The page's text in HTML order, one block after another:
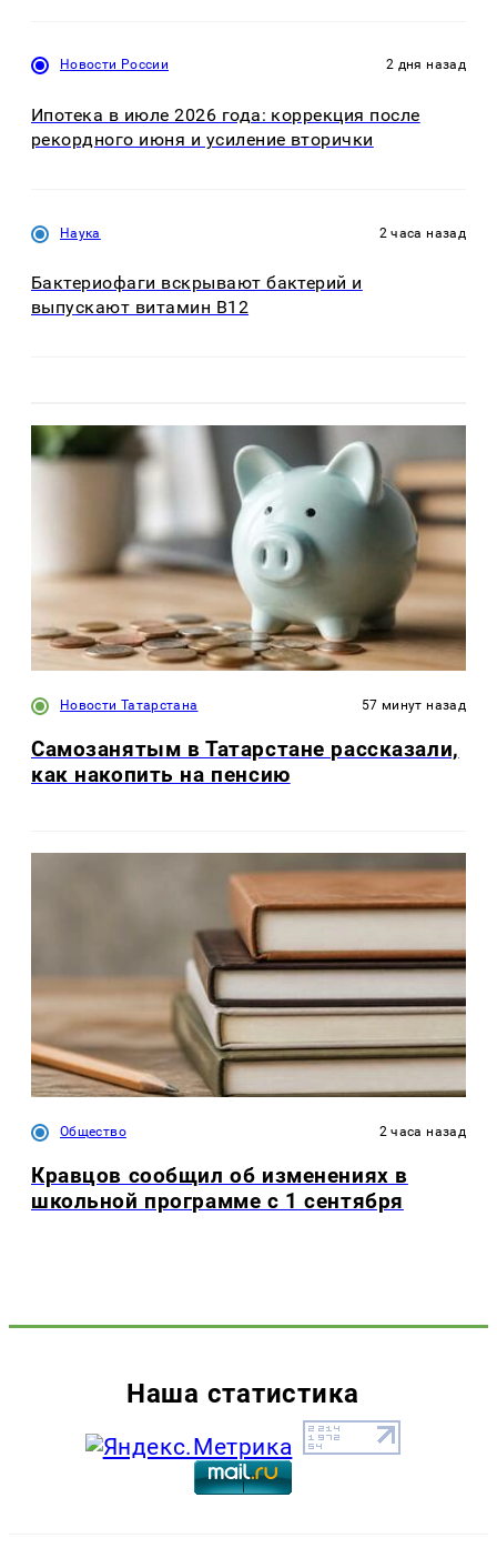
Новости России 2 дня назад
Ипотека в июле 2026 года: коррекция после
рекордного июня и усиление вторички
Наука 2 часа назад
Бактериофаги вскрывают бактерий и
выпускают витамин B12
Новости Татарстана 57 минут назад
Самозанятым в Татарстане рассказали,
как накопить на пенсию
Общество 2 часа назад
Кравцов сообщил об изменениях в
школьной программе с 1 сентября
Наша статистика